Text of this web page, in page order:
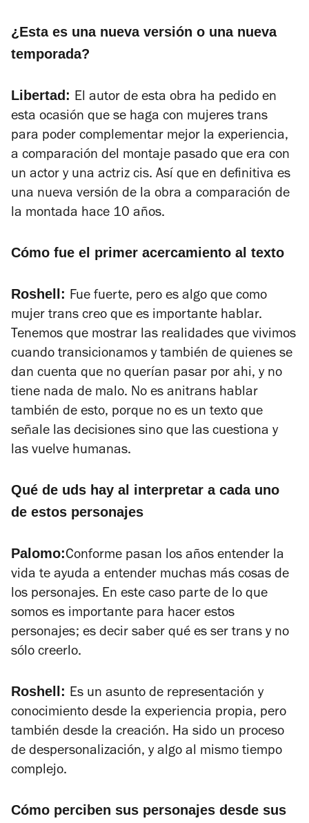
¿Esta es una nueva versión o una nueva
temporada?
Libertad: El autor de esta obra ha pedido en
esta ocasión que se haga con mujeres trans
para poder complementar mejor la experiencia,
a comparación del montaje pasado que era con
un actor y una actriz cis. Así que en definitiva es
una nueva versión de la obra a comparación de
la montada hace 10 años.
Cómo fue el primer acercamiento al texto
Roshell: Fue fuerte, pero es algo que como
mujer trans creo que es importante hablar.
Tenemos que mostrar las realidades que vivimos
cuando transicionamos y también de quienes se
dan cuenta que no querían pasar por ahi, y no
tiene nada de malo. No es anitrans hablar
también de esto, porque no es un texto que
señale las decisiones sino que las cuestiona y
las vuelve humanas.
Qué de uds hay al interpretar a cada uno
de estos personajes
Palomo:Conforme pasan los años entender la
vida te ayuda a entender muchas más cosas de
los personajes. En este caso parte de lo que
somos es importante para hacer estos
personajes; es decir saber qué es ser trans y no
sólo creerlo.
Roshell: Es un asunto de representación y
conocimiento desde la experiencia propia, pero
también desde la creación. Ha sido un proceso
de despersonalización, y algo al mismo tiempo
complejo.
Cómo perciben sus personajes desde sus